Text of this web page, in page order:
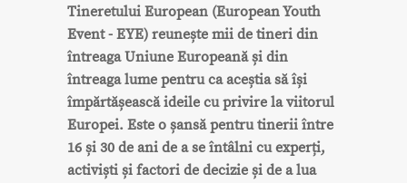
Tineretului European (European Youth
Event - EYE) reunește mii de tineri din
întreaga Uniune Europeană și din
întreaga lume pentru ca aceștia să își
împărtășească ideile cu privire la viitorul
Europei. Este o șansă pentru tinerii între
16 și 30 de ani de a se întâlni cu experți,
activiști și factori de decizie și de a lua